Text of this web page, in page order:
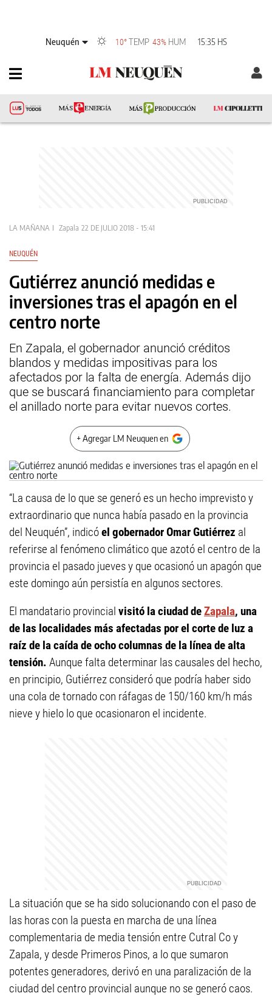
Neuquén 10° TEMP 43% HUM 15:35 HS
LA MAÑANA Zapala 22 DE JULIO 2018 - 15:41
NEUQUÉN
Gutiérrez anunció medidas e
inversiones tras el apagón en el
centro norte
En Zapala, el gobernador anunció créditos
blandos y medidas impositivas para los
afectados por la falta de energía. Además dijo
que se buscará financiamiento para completar
el anillado norte para evitar nuevos cortes.
+ Agregar LM Neuquen en
“La causa de lo que se generó es un hecho imprevisto y
extraordinario que nunca había pasado en la provincia
del Neuquén”, indicóel gobernador Omar Gutiérrez al
referirse al fenómeno climático que azotó el centro de la
provincia el pasado jueves y que ocasionó un apagón que
este domingo aún persistía en algunos sectores.
El mandatario provincial visitó la ciudad deZapala, una
de las localidades más afectadas por el corte de luz a
raíz de la caída de ocho columnas de la línea de alta
tensión. Aunque falta determinar las causales del hecho,
en principio, Gutiérrez consideró que podría haber sido
una cola de tornado con ráfagas de 150/160 km/h más
nieve y hielo lo que ocasionaron el incidente.
La situación que se ha sido solucionando con el paso de
las horas con la puesta en marcha de una línea
complementaria de media tensión entre Cutral Co y
Zapala, y desde Primeros Pinos, a lo que sumaron
potentes generadores, derivó en una paralización de la
ciudad del centro provincial aunque no se generó caos.